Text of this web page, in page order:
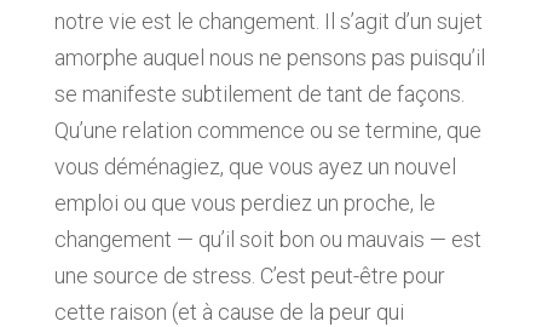
notre vie est le changement. Il s’agit d’un sujet
amorphe auquel nous ne pensons pas puisqu’il
se manifeste subtilement de tant de façons.
Qu’une relation commence ou se termine, que
vous déménagiez, que vous ayez un nouvel
emploi ou que vous perdiez un proche, le
changement — qu’il soit bon ou mauvais — est
une source de stress. C’est peut-être pour
cette raison (et à cause de la peur qui